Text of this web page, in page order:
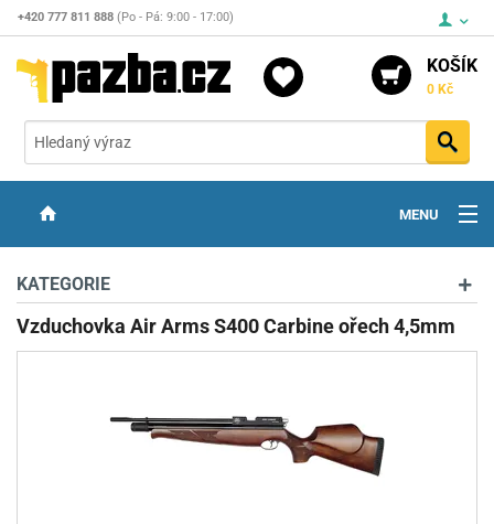
+420 777 811 888 (Po - Pá: 9:00 - 17:00)
KOŠÍK
0 Kč
MENU
STŘELIVO
DETEKTORY KOVŮ
KATEGORIE
Vzduchovka Air Arms S400 Carbine ořech 4,5mm